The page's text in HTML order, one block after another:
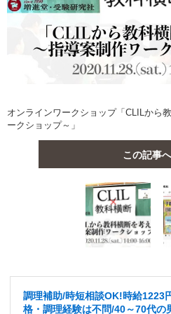
オンラインワークショップ「CLILから
ークショップ～」
この記事
調理補助/時短相談OK!時給1223
格・調理経験は不問/40～70代の